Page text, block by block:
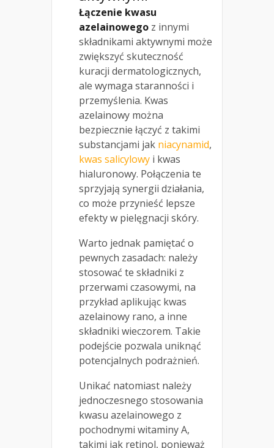
Łączenie kwasu
azelainowego z innymi
składnikami aktywnymi może
zwiększyć skuteczność
kuracji dermatologicznych,
ale wymaga staranności i
przemyślenia. Kwas
azelainowy można
bezpiecznie łączyć z takimi
substancjami jak niacynamid,
kwas salicylowy i kwas
hialuronowy. Połączenia te
sprzyjają synergii działania,
co może przynieść lepsze
efekty w pielęgnacji skóry.
Warto jednak pamiętać o
pewnych zasadach: należy
stosować te składniki z
przerwami czasowymi, na
przykład aplikując kwas
azelainowy rano, a inne
składniki wieczorem. Takie
podejście pozwala uniknąć
potencjalnych podrażnień.
Unikać natomiast należy
jednoczesnego stosowania
kwasu azelainowego z
pochodnymi witaminy A,
takimi jak retinol, ponieważ